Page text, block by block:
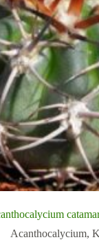
Acanthocalycium,